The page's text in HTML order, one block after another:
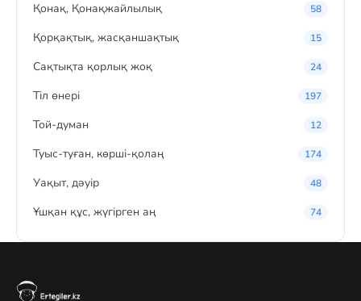
Қонақ, Қонақжайлылық 58
Қорқақтық, жасқаншақтық 15
Сақтықта қорлық жоқ 24
Тіл өнері 197
Той-думан 12
Туыс-туған, көрші-қолаң 174
Уақыт, дәуір 48
Ұшқан құс, жүгірген аң 74